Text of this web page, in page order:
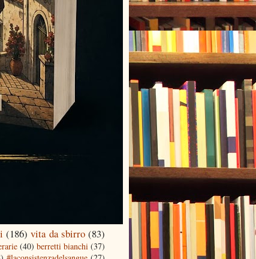
(186) vita da sbirro (83)
(40) berretti bianchi (37)